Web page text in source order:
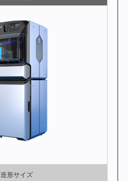
造形サイズ